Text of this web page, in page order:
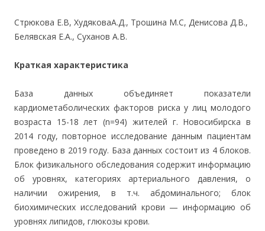
Стрюкова Е.В, ХудяковаА.Д., Трошина М.С, Денисова Д.В.,
Белявская Е.А., Суханов А.В.
Краткая характеристика
База данных объединяет показатели
кардиометаболических факторов риска у лиц молодого
возраста 15-18 лет (n=94) жителей г. Новосибирска в
2014 году, повторное исследование данным пациентам
проведено в 2019 году. База данных состоит из 4 блоков.
Блок физикального обследования содержит информацию
об уровнях, категориях артериального давления, о
наличии ожирения, в т.ч. абдоминального; блок
биохимических исследований крови — информацию об
уровнях липидов, глюкозы крови.